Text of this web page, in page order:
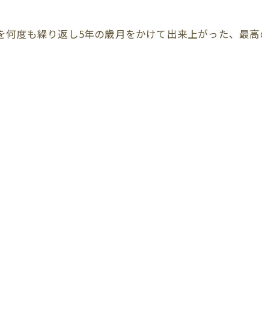
何度も繰り返し5年の歳月をかけて出来上がった、